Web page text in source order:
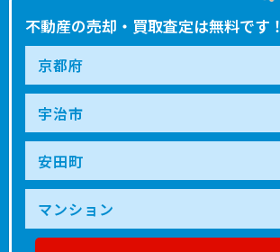
不動産の売却・買取査定は無料です！